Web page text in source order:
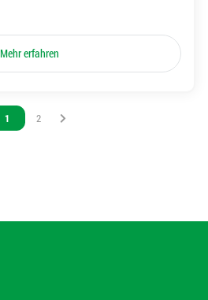
Mehr erfahren
Vous êtes sur la page
1 Vous êtes sur la page
2